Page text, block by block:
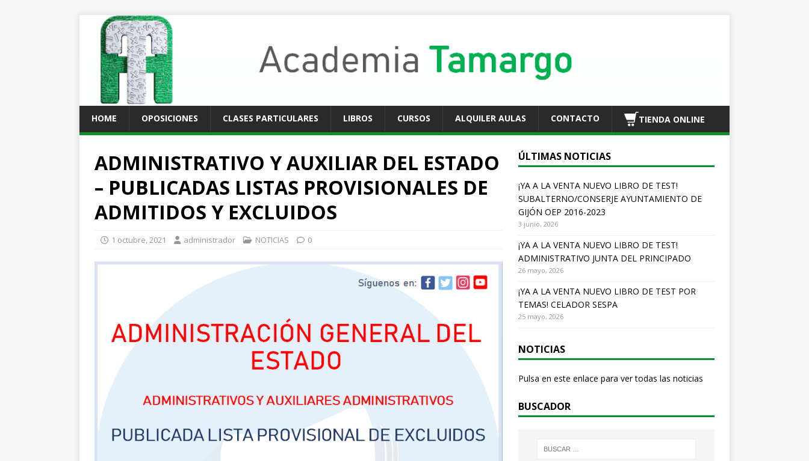
HOME OPOSICIONES CLASES PARTICULARES LIBROS CURSOS ALQUILER AULAS CONTACTO TIENDA ONLINE
ADMINISTRATIVO Y AUXILIAR DEL ESTADO
– PUBLICADAS LISTAS PROVISIONALES DE
ADMITIDOS Y EXCLUIDOS
1 octubre, 2021 administrador NOTICIAS 0
ÚLTIMAS NOTICIAS
¡YA A LA VENTA NUEVO LIBRO DE TEST!
SUBALTERNO/CONSERJE AYUNTAMIENTO DE
GIJÓN OEP 2016-2023
3 junio, 2026
¡YA A LA VENTA NUEVO LIBRO DE TEST!
ADMINISTRATIVO JUNTA DEL PRINCIPADO
26 mayo, 2026
¡YA A LA VENTA NUEVO LIBRO DE TEST POR
TEMAS! CELADOR SESPA
25 mayo, 2026
NOTICIAS
Pulsa en este enlace para ver todas las noticias
BUSCADOR